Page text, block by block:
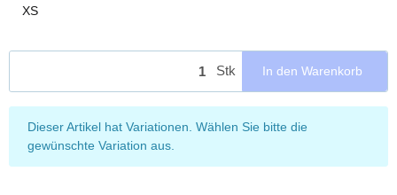
XS
Stk In den Warenkorb
x
Dieser Artikel hat Variationen. Wählen Sie bitte die
gewünschte Variation aus.